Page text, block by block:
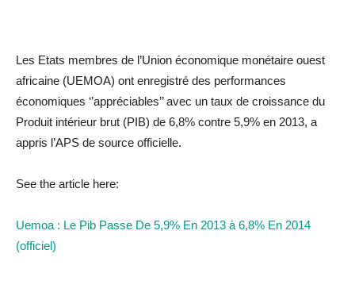
Les Etats membres de l’Union économique monétaire ouest
africaine (UEMOA) ont enregistré des performances
économiques ‘’appréciables’’ avec un taux de croissance du
Produit intérieur brut (PIB) de 6,8% contre 5,9% en 2013, a
appris l’APS de source officielle.
See the article here:
Uemoa : Le Pib Passe De 5,9% En 2013 à 6,8% En 2014
(officiel)